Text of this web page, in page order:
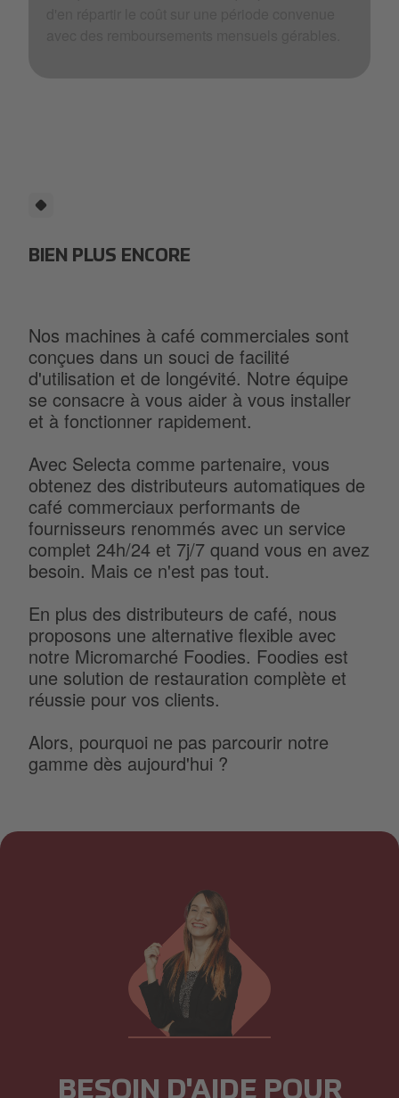
BIEN PLUS ENCORE
Nos machines à café commerciales sont
conçues dans un souci de facilité
d'utilisation et de longévité. Notre équipe
se consacre à vous aider à vous installer
et à fonctionner rapidement.
Avec Selecta comme partenaire, vous
obtenez des distributeurs automatiques de
café commerciaux performants de
fournisseurs renommés avec un service
complet 24h/24 et 7j/7 quand vous en avez
besoin. Mais ce n'est pas tout.
En plus des distributeurs de café, nous
proposons une alternative flexible avec
notre Micromarché Foodies. Foodies est
une solution de restauration complète et
réussie pour vos clients.
Alors, pourquoi ne pas parcourir notre
gamme dès aujourd'hui ?
BESOIN D'AIDE POUR